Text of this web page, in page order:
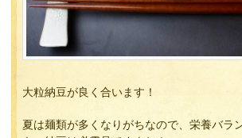
大粒納豆が良く合います！
夏は麺類が多くなりがちなので、栄養バラ